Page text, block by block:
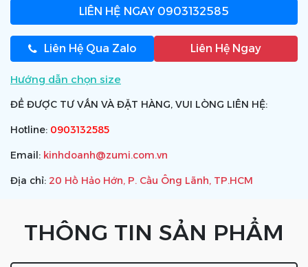
LIÊN HỆ NGAY 0903132585
Liên Hệ Qua Zalo Liên Hệ Ngay
Hướng dẫn chọn size
ĐỂ ĐƯỢC TƯ VẤN VÀ ĐẶT HÀNG, VUI LÒNG LIÊN HỆ:
Hotline: 0903132585
Email: kinhdoanh@zumi.com.vn
Địa chỉ: 20 Hồ Hảo Hớn, P. Cầu Ông Lãnh, TP.HCM
THÔNG TIN SẢN PHẨM